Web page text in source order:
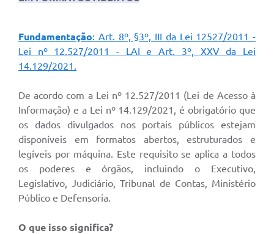
Fundamentação: Art. 8º, §3º, III da Lei 12527/2011 -
Lei nº 12.527/2011 - LAI e Art. 3º, XXV da Lei
14.129/2021.
De acordo com a Lei nº 12.527/2011 (Lei de Acesso à
Informação) e a Lei nº 14.129/2021, é obrigatório que
os dados divulgados nos portais públicos estejam
disponíveis em formatos abertos, estruturados e
legíveis por máquina. Este requisito se aplica a todos
os poderes e órgãos, incluindo o Executivo,
Legislativo, Judiciário, Tribunal de Contas, Ministério
Público e Defensoria.
O que isso significa?